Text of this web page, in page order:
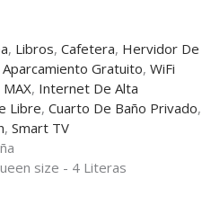
, Libros, Cafetera, Hervidor De
Aparcamiento Gratuito, WiFi
, Internet De Alta
Libre, Cuarto De Baño Privado,
, Smart TV
size - 4 Literas